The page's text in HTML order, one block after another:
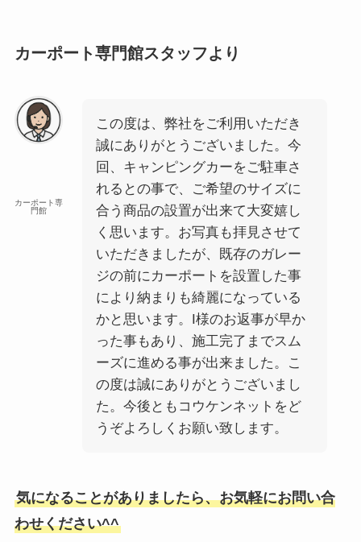
カーポート専門館スタッフより
カーポート専
門館
この度は、弊社をご利用いただき
誠にありがとうございました。今
回、キャンピングカーをご駐車さ
れるとの事で、ご希望のサイズに
合う商品の設置が出来て大変嬉し
く思います。お写真も拝見させて
いただきましたが、既存のガレー
ジの前にカーポートを設置した事
により納まりも綺麗になっている
かと思います。I様のお返事が早か
った事もあり、施工完了までスム
ーズに進める事が出来ました。こ
の度は誠にありがとうございまし
た。今後ともコウケンネットをど
うぞよろしくお願い致します。
気になることがありましたら、お気軽にお問い合
わせください^^